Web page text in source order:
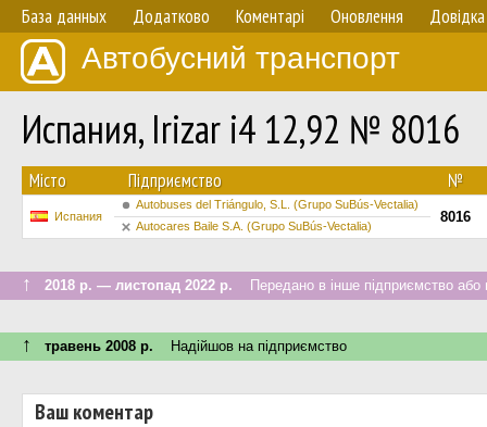
База данных Додатково Коментарі Оновлення Довідка
Автобусний транспорт
Испания, Irizar i4 12,92 № 8016
Мiсто Підприємство №
Испания
Autobuses del Triángulo, S.L. (Grupo SuBús-Vectalia)
8016
Autocares Baile S.A. (Grupo SuBús-Vectalia)
↑ 2018 р. — листопад 2022 р. Передано в інше підприємство або
↑ травень 2008 р. Надійшов на підприємство
Ваш коментар